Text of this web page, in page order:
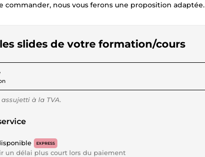
commander, nous vous ferons une proposition adaptée.
slides de votre formation/cours
pour 23,07 $US
assujetti à la TVA.
EXPRESS
un délai plus court lors du paiement